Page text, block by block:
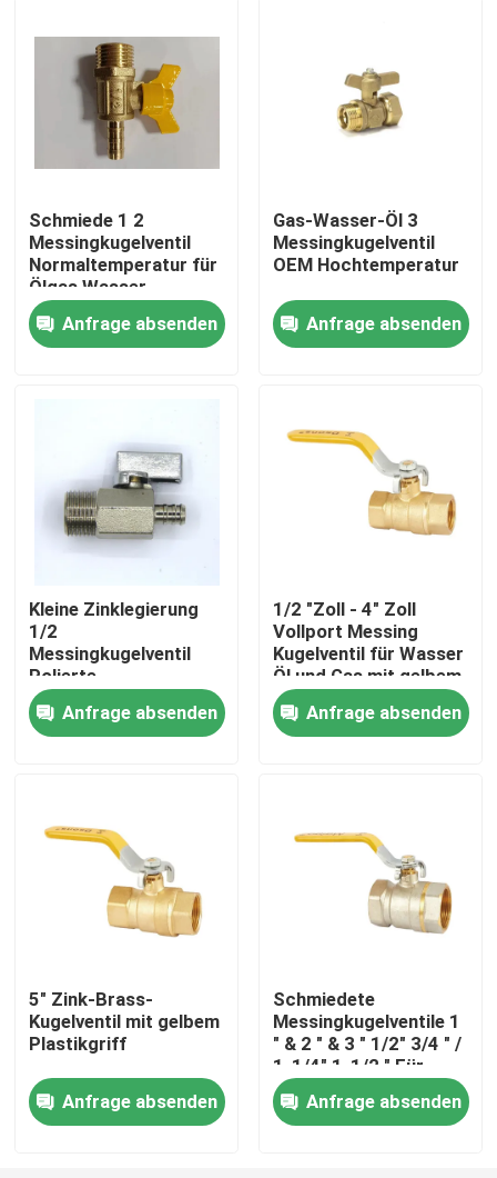
Haus
Produkte
Über uns
Fabrik-Ausflug
treten Sie mit uns in Verbindung
Messingbibcock-Ventil
Messingeckventil
Schmiede 1 2
Messingkugelventil
Normaltemperatur für
Ölgas Wasser
Anfrage absenden
Gas-Wasser-Öl 3
Messingkugelventil
OEM Hochtemperatur
Anfrage absenden
Kleine Zinklegierung
1/2
Messingkugelventil
Polierte
Elektroplattierung
Wasserleitung
Anfrage absenden
1/2 "Zoll - 4" Zoll
Vollport Messing
Kugelventil für Wasser
Öl und Gas mit gelbem
Kunststoffgriffe
Anfrage absenden
5" Zink-Brass-
Kugelventil mit gelbem
Plastikgriff
Anfrage absenden
Schmiedete
Messingkugelventile 1
" & 2 " & 3 " 1/2" 3/4 " /
1-1/4" 1-1/2 " Für
Ölgas- und
Wasserbefestigungen
Anfrage absenden